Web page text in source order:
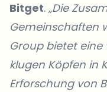
Bitget. „Die
Gemeinschaften
Group bietet
klugen Köpfen in
Erforschung von